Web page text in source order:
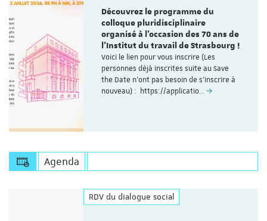
Découvrez le programme du
colloque pluridisciplinaire
organisé à l'occasion des 70 ans de
l'Institut du travail de Strasbourg !
Voici le lien pour vous inscrire (Les
personnes déjà inscrites suite au Save
the Date n'ont pas besoin de s'inscrire à
nouveau) : https://applicatio…
Agenda
RDV du dialogue social